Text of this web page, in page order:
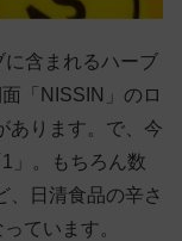
に含まれるハーブ
「NISSIN」のロ
あります。で、今
」。もちろん数
、日清食品の辛さ
ています。